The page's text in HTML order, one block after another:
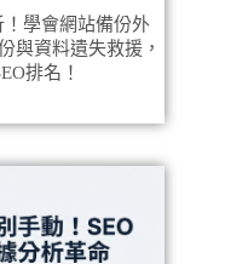
！學會網站備份外
與資料遺失救援，
排名！